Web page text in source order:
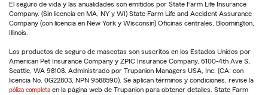
El seguro de vida y las anualidades son emitidos por State Farm Life Insurance
Company. (Sin licencia en MA, NY y WI) State Farm Life and Accident Assurance
Company (con licencia en New York y Wisconsin) Oficinas centrales, Bloomington,
Illinois.
Los productos de seguro de mascotas son suscritos en los Estados Unidos por
American Pet Insurance Company y ZPIC Insurance Company, 6100-4th Ave S,
Seattle, WA 98108. Administrado por Trupanion Managers USA, Inc. (CA: con
licencia No. 0G22803, NPN 9588590). Se aplican términos y condiciones, revise la
póliza completa en la página web de Trupanion para obtener detalles. State Farm